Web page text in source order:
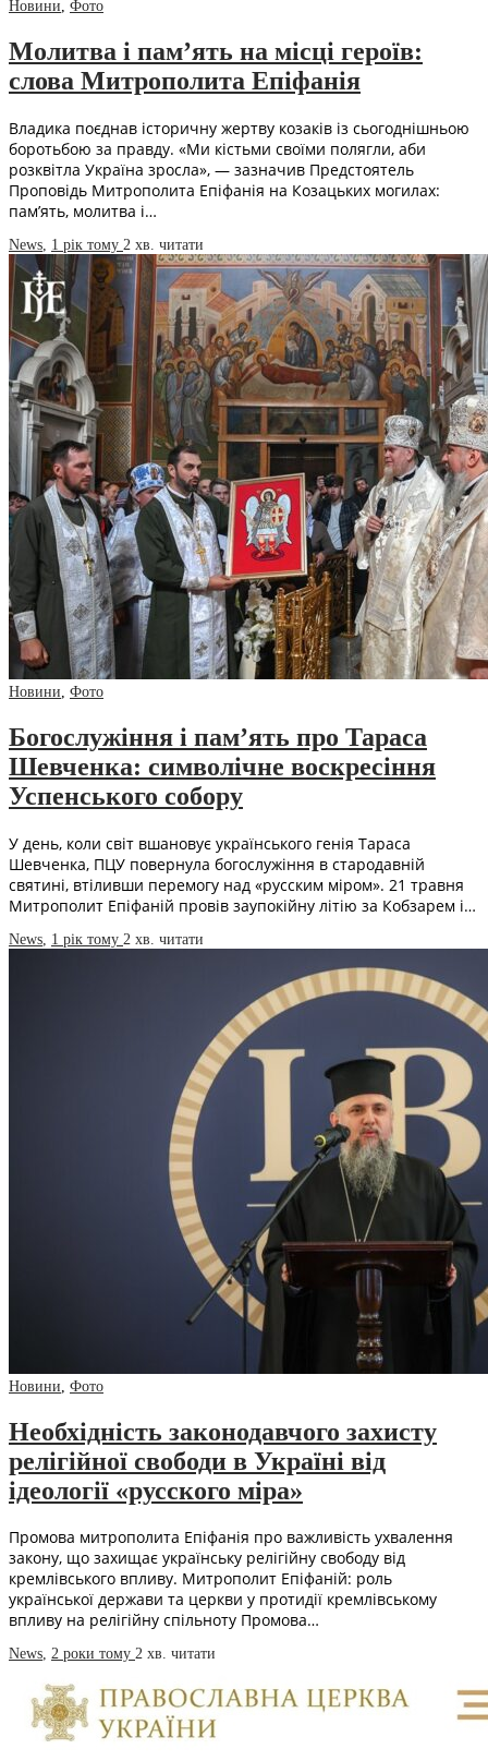
Новини Фото
Молитва і пам’ять на місці героїв:
слова Митрополита Епіфанія
Владика поєднав історичну жертву козаків із сьогоднішньою
боротьбою за правду. «Ми кістьми своїми полягли, аби
розквітла Україна зросла», — зазначив Предстоятель
Проповідь Митрополита Епіфанія на Козацьких могилах:
пам’ять, молитва і…
News 1 рік тому 2 хв. читати
Новини Фото
Богослужіння і пам’ять про Тараса
Шевченка: символічне воскресіння
Успенського собору
У день, коли світ вшановує українського генія Тараса
Шевченка, ПЦУ повернула богослужіння в стародавній
святині, втіливши перемогу над «русским міром». 21 травня
Митрополит Епіфаній провів заупокійну літію за Кобзарем і…
News 1 рік тому 2 хв. читати
Новини Фото
Необхідність законодавчого захисту
релігійної свободи в Україні від
ідеології «русского міра»
Промова митрополита Епіфанія про важливість ухвалення
закону, що захищає українську релігійну свободу від
кремлівського впливу. Митрополит Епіфаній: роль
української держави та церкви у протидії кремлівському
впливу на релігійну спільноту Промова…
News, 2 роки тому 2 хв. читати